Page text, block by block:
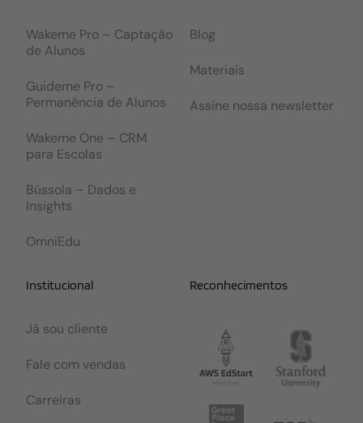
Wakeme Pro – Captação
de Alunos
Guideme Pro –
Permanência de Alunos
Wakeme One – CRM
para Escolas
Bússola – Dados e
Insights
OmniEdu
Blog
Materiais
Assine nossa newsletter
Institucional
Já sou cliente
Fale com vendas
Carreiras
Reconhecimentos